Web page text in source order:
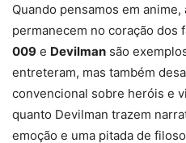
Quando pensamos em
permanecem no coração dos
009 e Devilman são
entreteram, mas também
convencional sobre heróis e
quanto Devilman trazem
emoção e uma pitada de